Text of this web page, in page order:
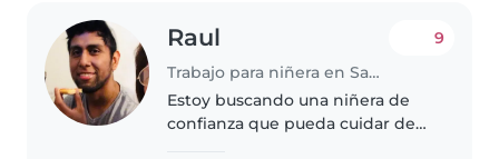
Raul
Trabajo para niñera en Santa Anita - Los Ficus
9
Estoy buscando una niñera de
confianza que pueda cuidar de